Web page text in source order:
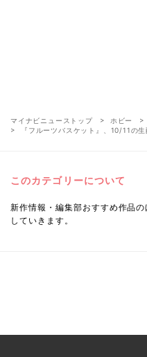
マイナビニューストップ ホビー
『フルーツバスケット』、10/11の
このカテゴリーについて
新作情報・編集部おすすめ作品
していきます。